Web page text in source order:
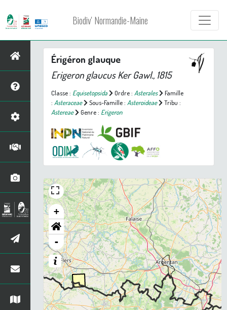
Biodiv' Normandie-Maine
Érigéron glauque
Erigeron glaucusKer Gawl., 1815
Classe : Equisetopsida Ordre : Asterales
Famille
: Asteraceae Sous-Famille : Asteroideae
Tribu :
Astereae
Genre : Erigeron
+
-